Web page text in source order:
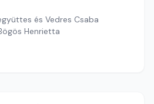
és Vedres Csaba
Henrietta